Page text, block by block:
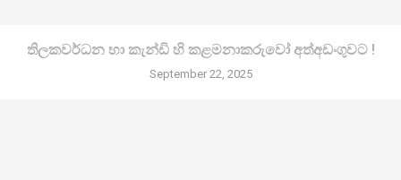
තිලකවර්ධන හා කැන්ඩි හි කළමනාකරුවෝ අත්අඩංගුවට !
September 22, 2025